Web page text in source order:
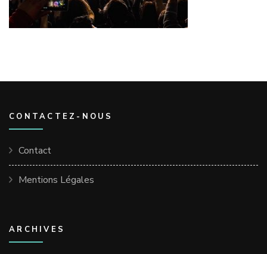
CONTACTEZ-NOUS
Contact
Mentions Légales
ARCHIVES